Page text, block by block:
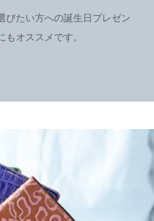
びたい方への誕生日プレゼン
もオススメです。